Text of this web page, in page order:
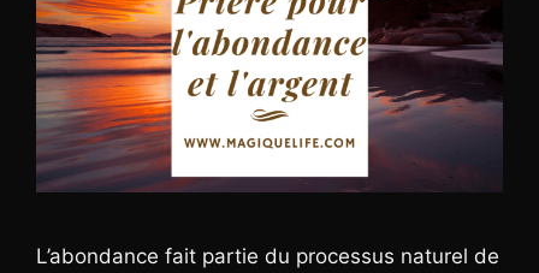
L’abondance fait partie du processus naturel de